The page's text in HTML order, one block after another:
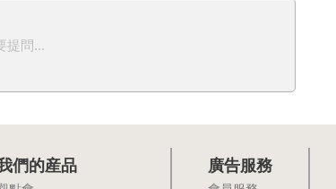
提問...
們的産品 廣告服務